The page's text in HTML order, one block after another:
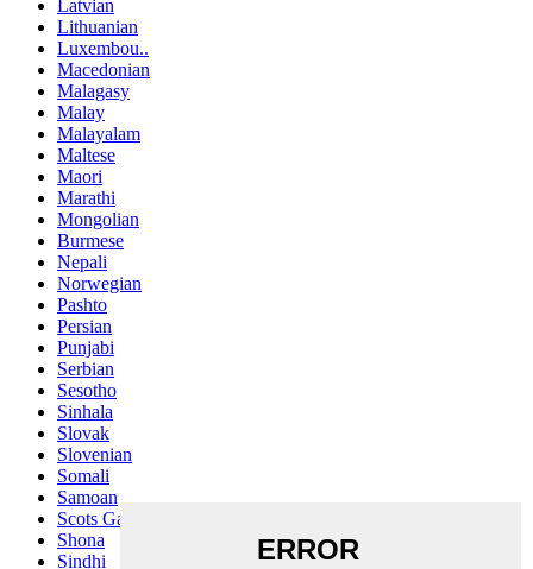
Latvian
Lithuanian
Luxembou..
Macedonian
Malagasy
Malay
Malayalam
Maltese
Maori
Marathi
Mongolian
Burmese
Nepali
Norwegian
Pashto
Persian
Punjabi
Serbian
Sesotho
Sinhala
Slovak
Slovenian
Somali
Samoan
Scots Gaelic
Shona
Sindhi